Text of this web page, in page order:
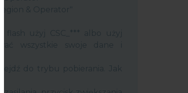
wszystkie swoje dane i